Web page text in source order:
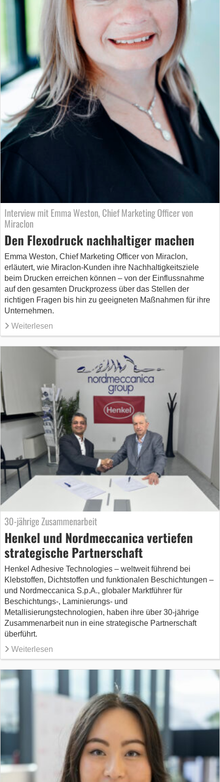
Interview mit Emma Weston, Chief Marketing Officer von
Miraclon
Den Flexodruck nachhaltiger machen
Emma Weston, Chief Marketing Officer von Miraclon,
erläutert, wie Miraclon-Kunden ihre Nachhaltigkeitsziele
beim Drucken erreichen können – von der Einflussnahme
auf den gesamten Druckprozess über das Stellen der
richtigen Fragen bis hin zu geeigneten Maßnahmen für ihre
Unternehmen.
Weiterlesen
30-jährige Zusammenarbeit
Henkel und Nordmeccanica vertiefen
strategische Partnerschaft
Henkel Adhesive Technologies – weltweit führend bei
Klebstoffen, Dichtstoffen und funktionalen Beschichtungen –
und Nordmeccanica S.p.A., globaler Marktführer für
Beschichtungs-, Laminierungs- und
Metallisierungstechnologien, haben ihre über 30-jährige
Zusammenarbeit nun in eine strategische Partnerschaft
überführt.
Weiterlesen